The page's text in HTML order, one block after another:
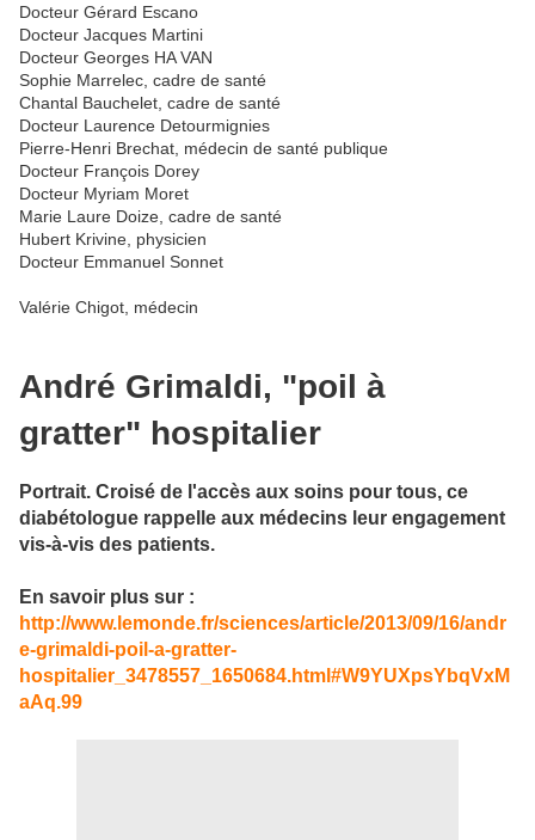
Docteur Gérard Escano
Docteur Jacques Martini
Docteur Georges HA VAN
Sophie Marrelec, cadre de santé
Chantal Bauchelet, cadre de santé
Docteur Laurence Detourmignies
Pierre-Henri Brechat, médecin de santé publique
Docteur François Dorey
Docteur Myriam Moret
Marie Laure Doize, cadre de santé
Hubert Krivine, physicien
Docteur Emmanuel Sonnet
Valérie Chigot, médecin
André Grimaldi, "poil à
gratter" hospitalier
Portrait. Croisé de l'accès aux soins pour tous, ce
diabétologue rappelle aux médecins leur engagement
vis-à-vis des patients.
En savoir plus sur :
http://www.lemonde.fr/sciences/article/2013/09/16/andr
e-grimaldi-poil-a-gratter-
hospitalier_3478557_1650684.html#W9YUXpsYbqVxM
aAq.99